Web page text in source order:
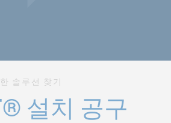
솔루션 찾기
설치 공구